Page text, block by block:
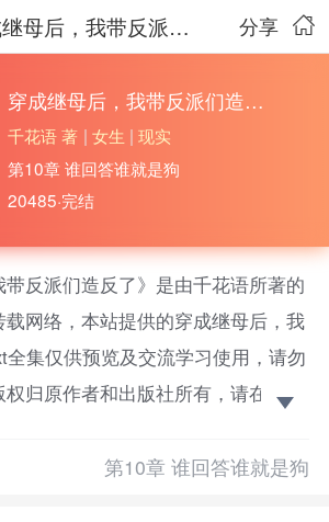
分享
穿成继母后，我带反派们造反了
穿成继母后，我带反派们造反了
千花语 著 | 女生 | 现实
第10章 谁回答谁就是狗
20485·完结
带反派们造反了》是由千花语所著的
网络，本站提供的穿成继母后，我
集仅供预览及交流学习使用，请勿
归原作者和出版社所有，请在下载
觉醒来，竟然成了炮灰前妻。不但
第10章 谁回答谁就是狗